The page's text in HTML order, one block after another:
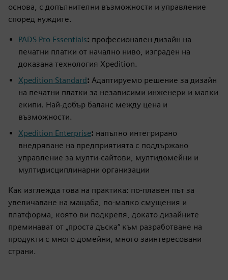
основа, с допълнителни възможности и управление
според нуждите.
PADS Pro Essentials: професионален дизайн на
печатни платки от начално ниво, изграден на
доказана технология Xpedition.
Xpedition Standard: Адаптируемо решение за дизайн
на печатни платки за независими инженери и малки
екипи. Най-добър баланс между цена и
възможности.
Xpedition Enterprise: напълно интегрирано
внедряване на предприятията с поддържано
управление за мулти-сайтови, мултидомейни и
мултидисциплинарни организации
Как изглежда това на практика: по-плавен път за
увеличаване на мащаба, по-малко смущения и
платформа, която ви подкрепя, докато дизайните
преминават от „проста дъска“ към разработване на
продукти с много домейни, много заинтересовани
страни.